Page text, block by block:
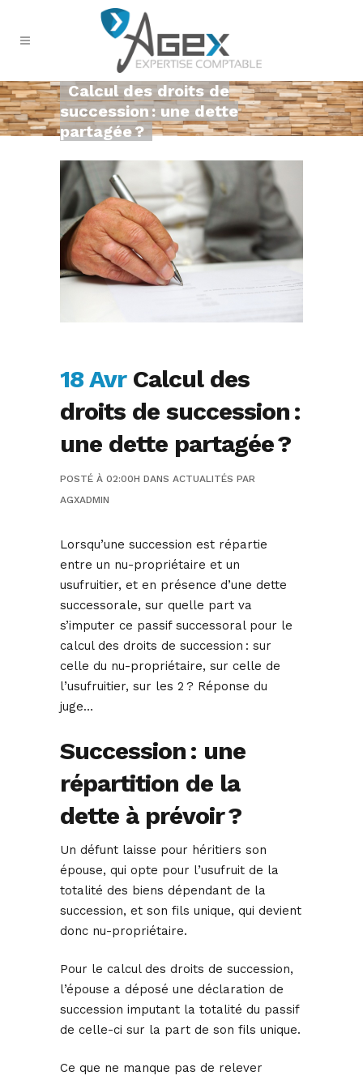
Calcul des droits de
succession : une dette
partagée ?
18 AvrCalcul des
droits de succession :
une dette partagée ?
POSTÉ À 02:00H DANS ACTUALITÉS PAR
AGXADMIN
Lorsqu’une succession est répartie
entre un nu-propriétaire et un
usufruitier, et en présence d’une dette
successorale, sur quelle part va
s’imputer ce passif successoral pour le
calcul des droits de succession : sur
celle du nu-propriétaire, sur celle de
l’usufruitier, sur les 2 ? Réponse du
juge…
Succession : une
répartition de la
dette à prévoir ?
Un défunt laisse pour héritiers son
épouse, qui opte pour l’usufruit de la
totalité des biens dépendant de la
succession, et son fils unique, qui devient
donc nu-propriétaire.
Pour le calcul des droits de succession,
l’épouse a déposé une déclaration de
succession imputant la totalité du passif
de celle-ci sur la part de son fils unique.
Ce que ne manque pas de relever